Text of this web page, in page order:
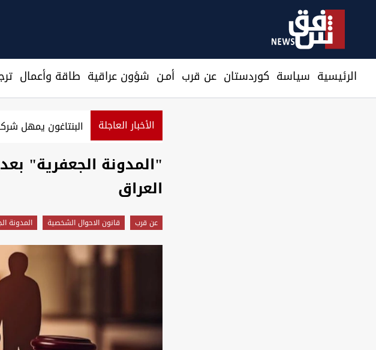
الرئيسية سیاسة كوردستان عن قرب أمـن شؤون عراقية طاقة وأعمال
الأخبار العاجلة الأسبوع السادس..
"المدونة الجعفرية"
العراق
عن قرب قانون الاحوال الشخصية المدونة